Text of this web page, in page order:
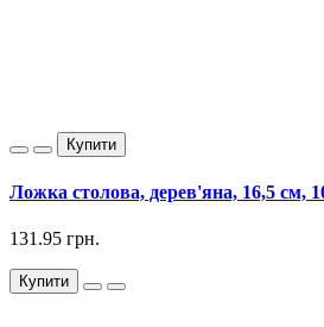
Купити
Ложка столова, дерев'яна, 16,5 см,
131.95 грн.
Купити